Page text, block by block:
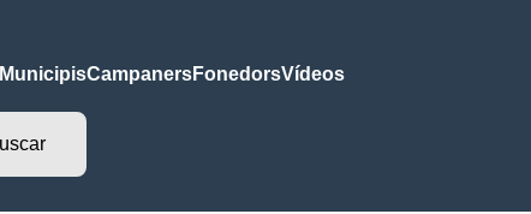
CampanersFonedorsVídeos